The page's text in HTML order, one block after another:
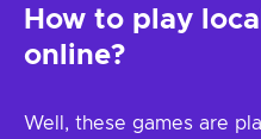
How to play
online?
Well, these games are